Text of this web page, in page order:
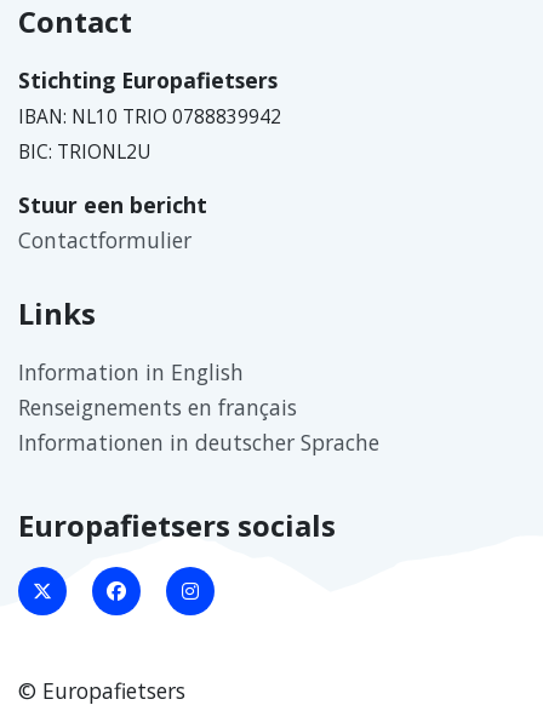
Contact
Stichting Europafietsers
IBAN: NL10 TRIO 0788839942
BIC: TRIONL2U
Stuur een bericht
Contactformulier
Links
Information in English
Renseignements en français
Informationen in deutscher Sprache
Europafietsers socials
© Europafietsers